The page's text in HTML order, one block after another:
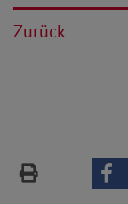
Zurück